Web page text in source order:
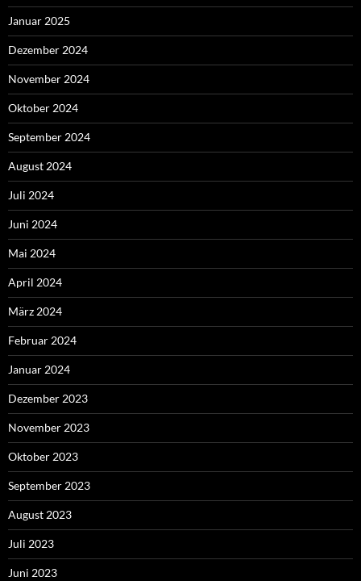
Januar 2025
Dezember 2024
November 2024
Oktober 2024
September 2024
August 2024
Juli 2024
Juni 2024
Mai 2024
April 2024
März 2024
Februar 2024
Januar 2024
Dezember 2023
November 2023
Oktober 2023
September 2023
August 2023
Juli 2023
Juni 2023